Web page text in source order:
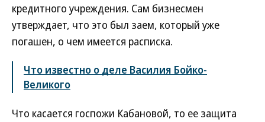
кредитного учреждения. Сам бизнесмен
утверждает, что это был заем, который уже
погашен, о чем имеется расписка.
Что известно о деле Василия Бойко-
Великого
Что касается госпожи Кабановой, то ее защита